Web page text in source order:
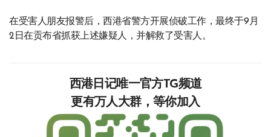
在受害人朋友报警后，西港省警方开展侦破工作，最终于9月
2日在贡布省抓获上述嫌疑人，并解救了受害人。
西港日记唯一官方TG频道
更有万人大群，等你加入‍‍‍‍‍‍‍‍‍‍‍‍‍